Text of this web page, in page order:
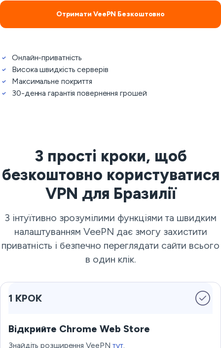
Отримати VeePN Безкоштовно
Онлайн-приватність
Висока швидкість серверів
Максимальне покриття
30-денна гарантія повернення грошей
3 прості кроки, щоб
безкоштовно користуватися
VPN для Бразилії
З інтуїтивно зрозумілими функціями та швидким
налаштуванням VeePN дає змогу захистити
приватність і безпечно переглядати сайти всього
в один клік.
1 КРОК
Відкрийте Chrome Web Store
Знайдіть розширення VeePNтут.